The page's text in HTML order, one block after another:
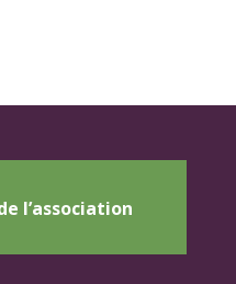
l’association